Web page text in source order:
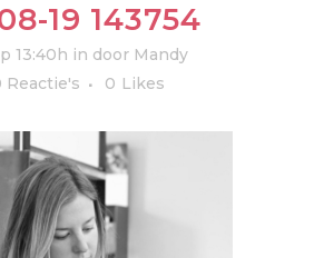
19 143754
13:40h in door Mandy
Reactie's 0 Likes